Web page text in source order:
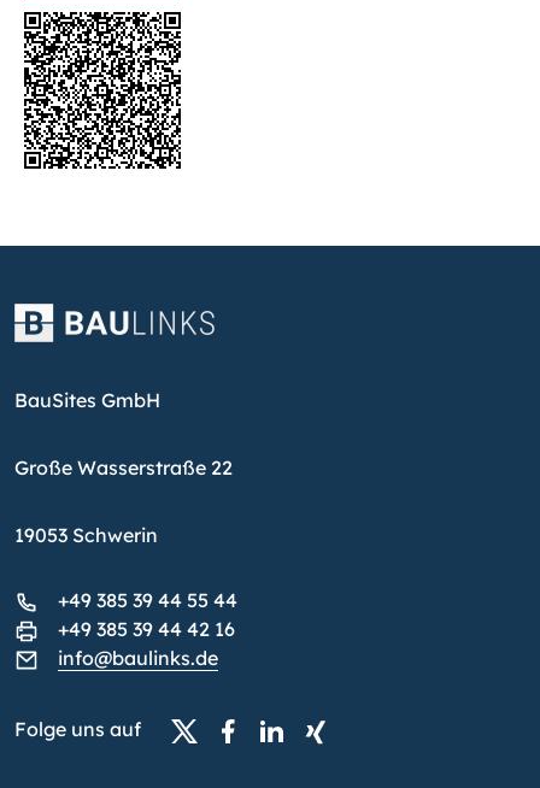
BauSites GmbH
Große Wasserstraße 22
19053 Schwerin
+49 385 39 44 55 44
+49 385 39 44 42 16
info@baulinks.de
Folge uns auf